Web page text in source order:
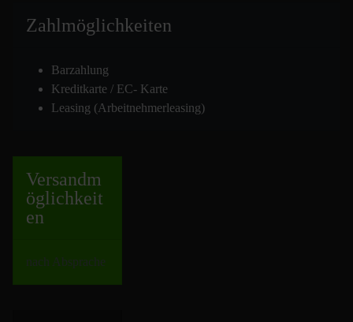
Zahlmöglichkeiten
Barzahlung
Kreditkarte / EC- Karte
Leasing (Arbeitnehmerleasing)
Versandm
öglichkeit
en
nach Absprache